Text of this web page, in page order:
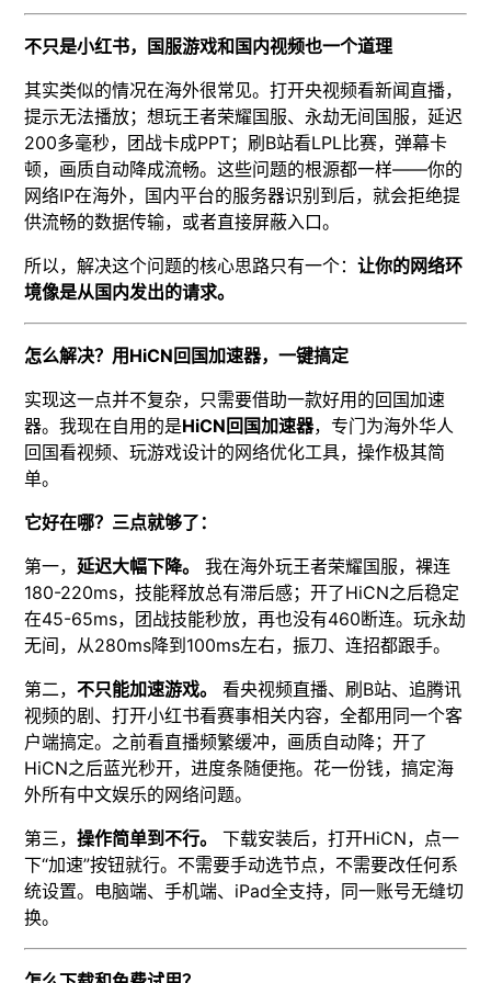
不只是小红书，国服游戏和国内视频也一个道理
其实类似的情况在海外很常见。打开央视频看新闻直播，
提示无法播放；想玩王者荣耀国服、永劫无间国服，延迟
200多毫秒，团战卡成PPT；刷B站看LPL比赛，弹幕卡
顿，画质自动降成流畅。这些问题的根源都一样——你的
网络IP在海外，国内平台的服务器识别到后，就会拒绝提
供流畅的数据传输，或者直接屏蔽入口。
所以，解决这个问题的核心思路只有一个：让你的网络环
境像是从国内发出的请求。
怎么解决？用HiCN回国加速器，一键搞定
实现这一点并不复杂，只需要借助一款好用的回国加速
器。我现在自用的是HiCN回国加速器，专门为海外华人
回国看视频、玩游戏设计的网络优化工具，操作极其简
单。
它好在哪？三点就够了：
第一，延迟大幅下降。
我在海外玩王者荣耀国服，裸连
180-220ms，技能释放总有滞后感；开了HiCN之后稳定
在45-65ms，团战技能秒放，再也没有460断连。玩永劫
无间，从280ms降到100ms左右，振刀、连招都跟手。
第二，不只能加速游戏。
看央视频直播、刷B站、追腾讯
视频的剧、打开小红书看赛事相关内容，全都用同一个客
户端搞定。之前看直播频繁缓冲，画质自动降；开了
HiCN之后蓝光秒开，进度条随便拖。花一份钱，搞定海
外所有中文娱乐的网络问题。
第三，操作简单到不行。
下载安装后，打开HiCN，点一
下“加速”按钮就行。不需要手动选节点，不需要改任何系
统设置。电脑端、手机端、iPad全支持，同一账号无缝切
换。